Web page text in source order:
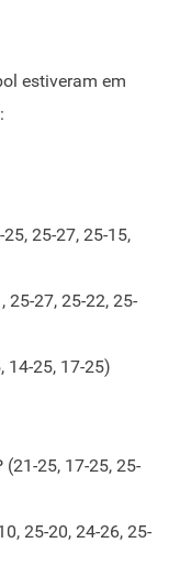
estiveram em
25-27, 25-15,
25-27, 25-22, 25-
14-25, 17-25)
(21-25, 17-25, 25-
25-20, 24-26, 25-